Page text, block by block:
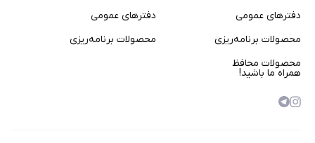
دفترهای عمومی
محصولات برنامه‌ریزی
محصولات محافظ
دفترهای عمومی
محصولات برنامه‌ریزی
همراه ما باشید!